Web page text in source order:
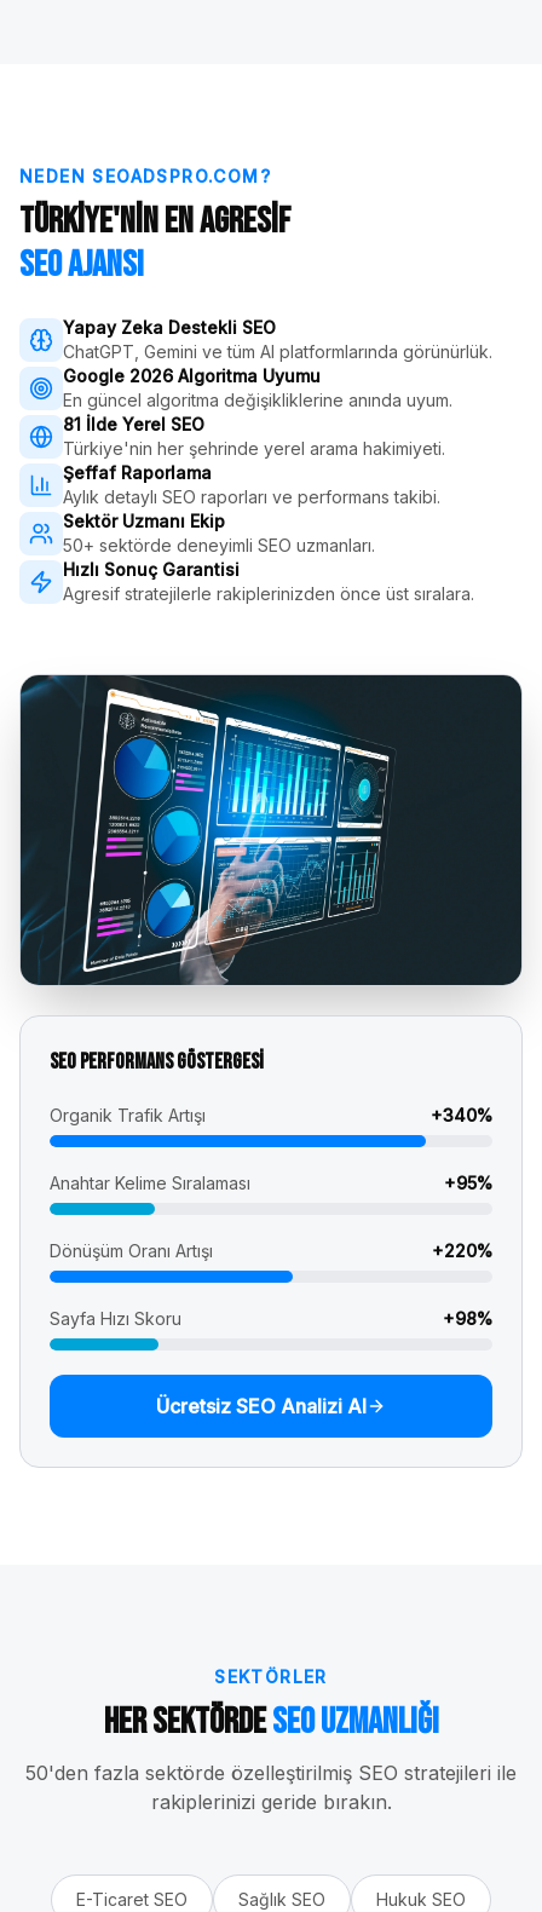
NEDEN SEOADSPRO.COM?
Türkiye'nin En Agresif
SEO Ajansı
Yapay Zeka Destekli SEO
ChatGPT, Gemini ve tüm AI platformlarında görünürlük.
Google 2026 Algoritma Uyumu
En güncel algoritma değişikliklerine anında uyum.
81 İlde Yerel SEO
Türkiye'nin her şehrinde yerel arama hakimiyeti.
Şeffaf Raporlama
Aylık detaylı SEO raporları ve performans takibi.
Sektör Uzmanı Ekip
50+ sektörde deneyimli SEO uzmanları.
Hızlı Sonuç Garantisi
Agresif stratejilerle rakiplerinizden önce üst sıralara.
SEO Performans Göstergesi
Organik Trafik Artışı +340%
Anahtar Kelime Sıralaması +95%
Dönüşüm Oranı Artışı +220%
Sayfa Hızı Skoru +98%
Ücretsiz SEO Analizi Al
SEKTÖRLER
Her SektördeSEO Uzmanlığı
50'den fazla sektörde özelleştirilmiş SEO stratejileri ile
rakiplerinizi geride bırakın.
E-Ticaret SEO Sağlık SEO Hukuk SEO